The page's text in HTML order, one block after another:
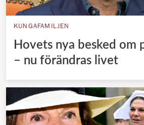
KUNGAFAMILJEN
Hovets nya besked om
– nu förändras livet